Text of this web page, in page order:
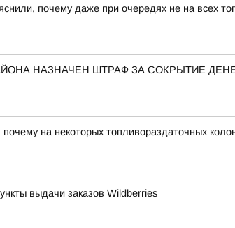
почему даже при очередях не на всех
НАЗНАЧЕН ШТРАФ ЗА СОКРЫТИЕ
на некоторых топливораздаточных
выдачи заказов Wildberries